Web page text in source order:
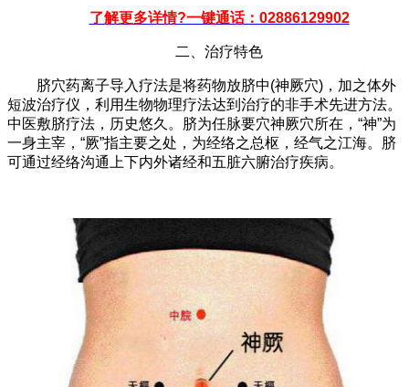
了解更多详情?一键通话：02886129902
二、治疗特色
脐穴药离子导入疗法是将药物放脐中(神厥穴)，加之体外
短波治疗仪，利用生物物理疗法达到治疗的非手术先进方法。
中医敷脐疗法，历史悠久。脐为任脉要穴神厥穴所在，“神”为
一身主宰，“厥”指主要之处，为经络之总枢，经气之江海。脐
可通过经络沟通上下内外诸经和五脏六腑治疗疾病。